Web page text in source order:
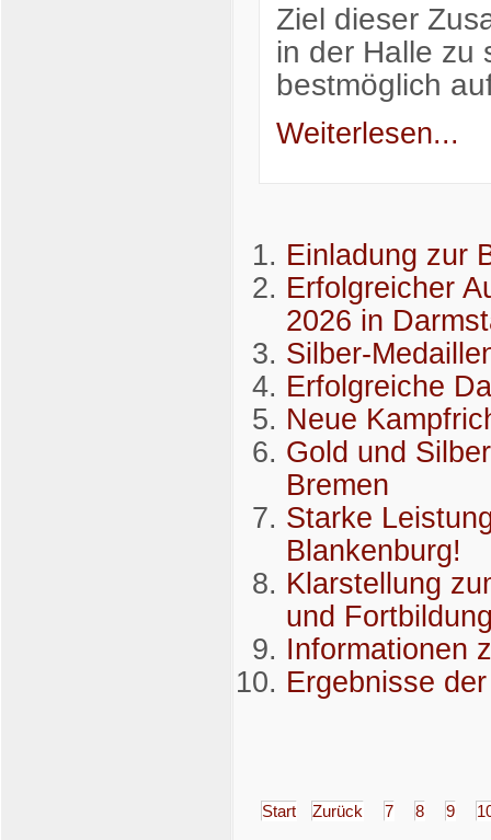
Ziel dieser
in der Halle zu
bestmöglich
Weiterlesen...
Einladung zur
Erfolgreicher
2026 in
Silber-
Erfolgreiche
Neue
Gold und
Bremen
Starke
Blankenburg!
Klarstellung
und
Informationen
Ergebnisse
Start Zurück 7 8 9